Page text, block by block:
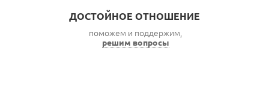
ДОСТОЙНОЕ ОТНОШЕНИЕ
поможем и поддержим,
решим вопросы